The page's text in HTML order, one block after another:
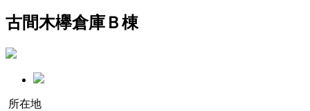
古間木欅倉庫Ｂ棟
所在地